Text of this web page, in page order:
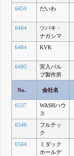
6459
だいわ
6464
ツバキ・
ナカシマ
6484 KVK
6495
宮入バル
ブ製作所
No. 会社名
6537
WASHハウ
ス
6546
フルテッ
ク
6564
ミダック
ホールデ